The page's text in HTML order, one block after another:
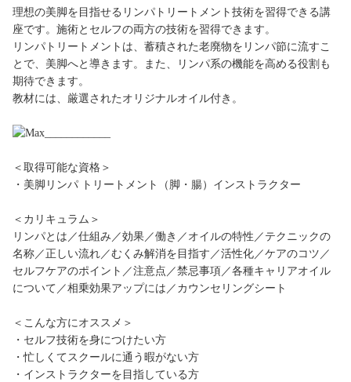
理想の美脚を目指せるリンパトリートメント技術を習得できる講
座です。施術とセルフの両方の技術を習得できます。
リンパトリートメントは、蓄積された老廃物をリンパ節に流すこ
とで、美脚へと導きます。また、リンパ系の機能を高める役割も
期待できます。
教材には、厳選されたオリジナルオイル付き。
＜取得可能な資格＞
・美脚リンパ トリートメント（脚・腸）インストラクター
＜カリキュラム＞
リンパとは／仕組み／効果／働き／オイルの特性／テクニックの
名称／正しい流れ／むくみ解消を目指す／活性化／ケアのコツ／
セルフケアのポイント／注意点／禁忌事項／各種キャリアオイル
について／相乗効果アップには／カウンセリングシート
＜こんな方にオススメ＞
・セルフ技術を身につけたい方
・忙しくてスクールに通う暇がない方
・インストラクターを目指している方